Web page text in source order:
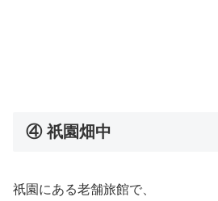
④ 祇園畑中
祇園にある老舗旅館で、